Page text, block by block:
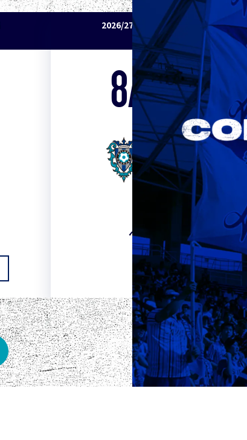
2026/27明治安田J1リーグ アビスパ福
岡 vs セレッソ大阪
8/15Sat. 19:00
VS
ベスト電器スタジアム
チケット情報